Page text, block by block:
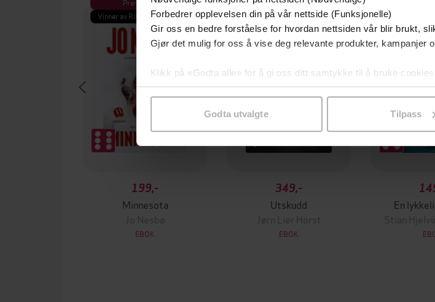
Forbedrer opplevelsen din på vår nettside (Funksjonelle)
Gir oss en bedre forståelse for hvordan nettsiden vår blir brukt,
Gjør det mulig for oss å vise deg relevante produkter, kampanjer
Klikk på «Godta alle» for å gi oss ditt samtykke til å bruke
samtykke til spesifikke formål ved å klikke på «Tilpass». Du
Godta utvalgte Tilpass
Premium
Vinner av Rivertonprisen
199,-
Minnesota
Jo Nesbø
EBOK
Premium
Første gang på tilbud
349,-
Utskudd
Jørn Lier Horst
EBOK
En
Stian